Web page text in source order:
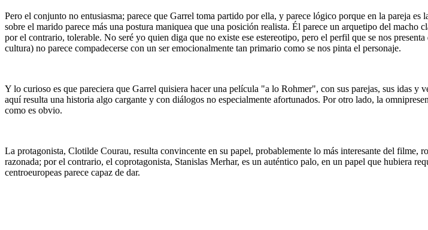
Pero el conjunto no entusiasma; parece que Garrel toma partido por ella, y parece lógico porque en la pareja es
sobre el marido parece más una postura maniquea que una posición realista. Él parece un arquetipo del
por el contrario, tolerable. No seré yo quien diga que no existe ese estereotipo, pero el perfil que se nos
cultura) no parece compadecerse con un ser emocionalmente tan primario como se nos pinta el personaje.
Y lo curioso es que pareciera que Garrel quisiera hacer una película "a lo Rohmer", con sus parejas, sus idas y
aquí resulta una historia algo cargante y con diálogos no especialmente afortunados. Por otro lado, la
como es obvio.
La protagonista, Clotilde Courau, resulta convincente en su papel, probablemente lo más interesante del
razonada; por el contrario, el coprotagonista, Stanislas Merhar, es un auténtico palo, en un papel que hubiera
centroeuropeas parece capaz de dar.